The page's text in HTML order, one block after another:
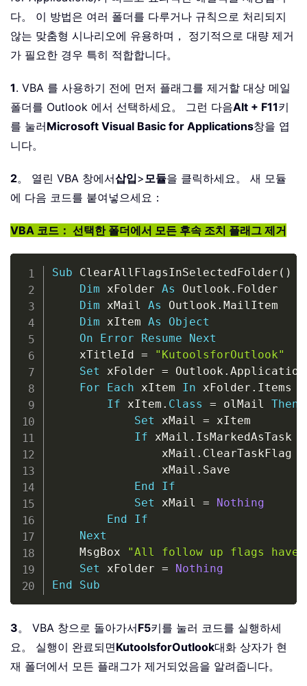
다。 이 방법은 여러 폴더를 다루거나 규칙으로 처리되지
않는 맞춤형 시나리오에 유용하며， 정기적으로 대량 제거
가 필요한 경우 특히 적합합니다。
1. VBA 를 사용하기 전에 먼저 플래그를 제거할 대상 메일
폴더를 Outlook 에서 선택하세요。 그런 다음Alt + F11키
를 눌러Microsoft Visual Basic for Applications창을 엽
니다。
2。 열린 VBA 창에서삽입>모듈을 클릭하세요。 새 모듈
에 다음 코드를 붙여넣으세요：
VBA 코드： 선택한 폴더에서 모든 후속 조치 플래그 제거
Sub ClearAllFlagsInSelectedFolder ( )
Dim xFolder As Outlook . Folder
Dim xMail As Outlook . MailItem
Dim xItem As
Object
On
Error Resume
Next
    xTitleId
=
"KutoolsforOutlook"
Set xFolder = Outlook . Application
For
Each xItem In xFolder . Items
If xItem . Class = olMail Then
Set xMail = xItem
If xMail . IsMarkedAsTask
                xMail
. ClearTaskFlag
                xMail
. Save
End
If
Set xMail =
Nothing
End
If
Next
    MsgBox
"All follow up flags
Set xFolder =
Nothing
End
Sub
Copy
3。 VBA 창으로 돌아가서F5키를 눌러 코드를 실행하세
요。 실행이 완료되면KutoolsforOutlook대화 상자가 현
재 폴더에서 모든 플래그가 제거되었음을 알려줍니다。